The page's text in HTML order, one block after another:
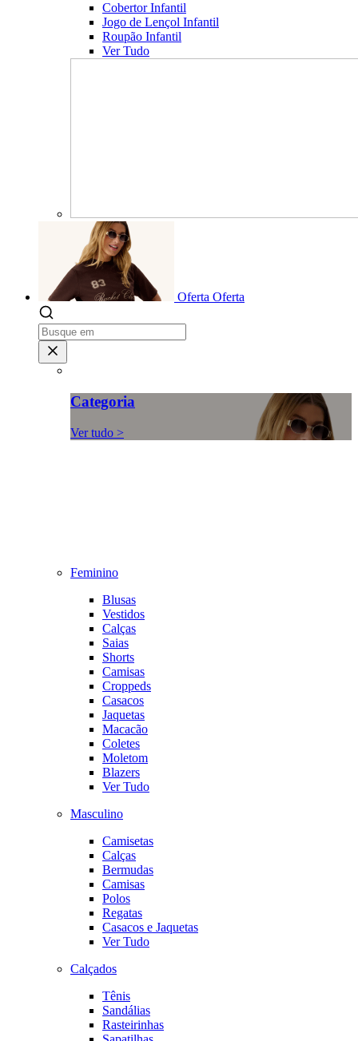
Cobertor Infantil
Jogo de Lençol Infantil
Roupão Infantil
Ver Tudo
Oferta Oferta
Categoria
Ver tudo >
Feminino
Blusas
Vestidos
Calças
Saias
Shorts
Camisas
Croppeds
Casacos
Jaquetas
Macacão
Coletes
Moletom
Blazers
Ver Tudo
Masculino
Camisetas
Calças
Bermudas
Camisas
Polos
Regatas
Casacos e Jaquetas
Ver Tudo
Calçados
Tênis
Sandálias
Rasteirinhas